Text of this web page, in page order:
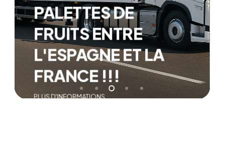
PALETTES DE
FRUITS ENTRE
L'ESPAGNE ET LA
FRANCE !!!
PLUS D'INFORMATIONS